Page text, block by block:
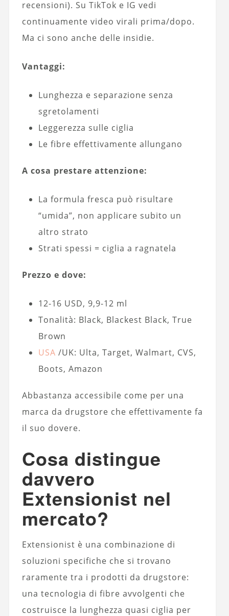
recensioni). Su TikTok e IG vedi
continuamente video virali prima/dopo.
Ma ci sono anche delle insidie.
Vantaggi:
Lunghezza e separazione senza
sgretolamenti
Leggerezza sulle ciglia
Le fibre effettivamente allungano
A cosa prestare attenzione:
La formula fresca può risultare
“umida”, non applicare subito un
altro strato
Strati spessi = ciglia a ragnatela
Prezzo e dove:
12-16 USD, 9,9-12 ml
Tonalità: Black, Blackest Black, True
Brown
USA /UK: Ulta, Target, Walmart, CVS,
Boots, Amazon
Abbastanza accessibile come per una
marca da drugstore che effettivamente fa
il suo dovere.
Cosa distingue
davvero
Extensionist nel
mercato?
Extensionist è una combinazione di
soluzioni specifiche che si trovano
raramente tra i prodotti da drugstore:
una tecnologia di fibre avvolgenti che
costruisce la lunghezza quasi ciglia per